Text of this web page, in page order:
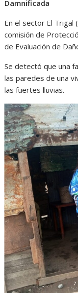
Damnificada
En el sector El Trigal
comisión de
de Evaluación de
Se detectó que una
las paredes de una
las fuertes lluvias.